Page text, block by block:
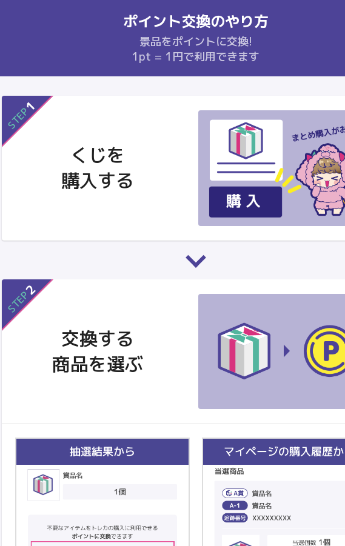
ポイント交換のやり方
景品をポイントに交換!
1pt = 1円で利用できます
STEP1
くじを
購入する
STEP2
交換する
商品を選ぶ